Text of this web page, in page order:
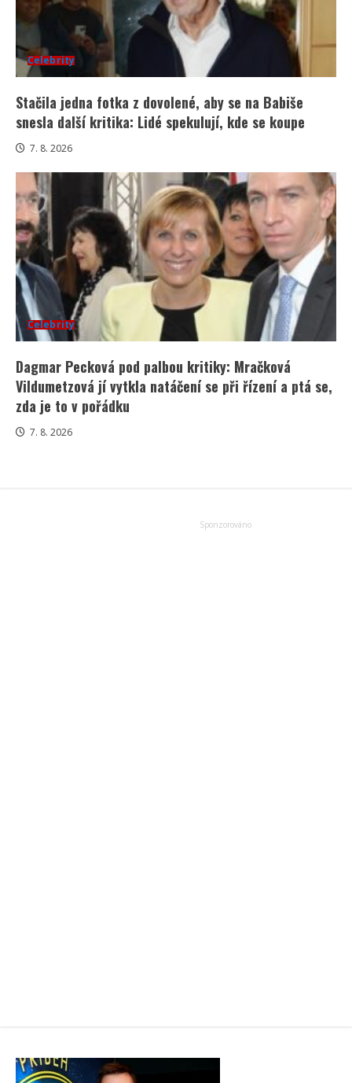
Celebrity
Stačila jedna fotka z dovolené, aby se na Babiše
snesla další kritika: Lidé spekulují, kde se koupe
7. 8. 2026
Celebrity
Dagmar Pecková pod palbou kritiky: Mračková
Vildumetzová jí vytkla natáčení se při řízení a ptá se,
zda je to v pořádku
7. 8. 2026